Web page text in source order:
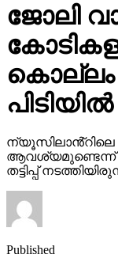
ജോലി
കൊല്ലം
പിടിയിൽ
ന്യൂസിലാൻ്റിലെ
ആവശ്യമുണ്ടെന്ന്
തട്ടിപ്പ്
Published